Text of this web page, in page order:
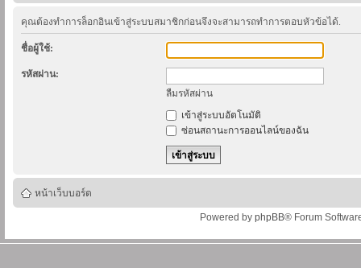
คุณต้องทำการล็อกอินเข้าสู่ระบบสมาชิกก่อนจึงจะสามารถทำการตอบหัวข้อได้.
ชื่อผู้ใช้:
รหัสผ่าน:
ลืมรหัสผ่าน
เข้าสู่ระบบอัตโนมัติ
ซ่อนสถานะการออนไลน์ของฉัน
หน้าเว็บบอร์ด
Powered by phpBB® Forum